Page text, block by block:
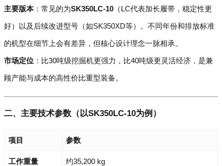
主要版本：常见的为SK350LC-10 （LC代表加长履带，稳定性更
好）以及后续改进型号（如SK350XD等）。不同年份和排放标准
的机型在细节上会有差异，但核心设计理念一脉相承。
市场定位 ：比30吨级挖掘机更强力，比40吨级更灵活经济，是兼
顾产能与成本的高性价比重型装备。
二、主要技术参数（以SK350LC-10为例）
项目 参数
工作重量 约35,200 kg